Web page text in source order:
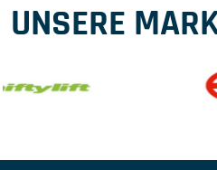
UNSERE